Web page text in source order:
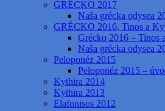
GRÉCKO 2017
Naša grécka odysea
GRÉCKO 2016, Tinos a
Grécko 2016 – Tinos
Naša grécka odysea
Peloponéz 2015
Peloponéz 2015 –
Kythira 2014
Kythira 2013
Elafonisos 2012